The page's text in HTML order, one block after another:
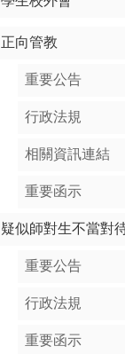
正向管教
重要公告
行政法規
相關資訊連結
重要函示
疑似師對生不當對
重要公告
行政法規
重要函示